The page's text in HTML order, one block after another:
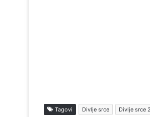
Tagovi Divlje srce Divlje srce